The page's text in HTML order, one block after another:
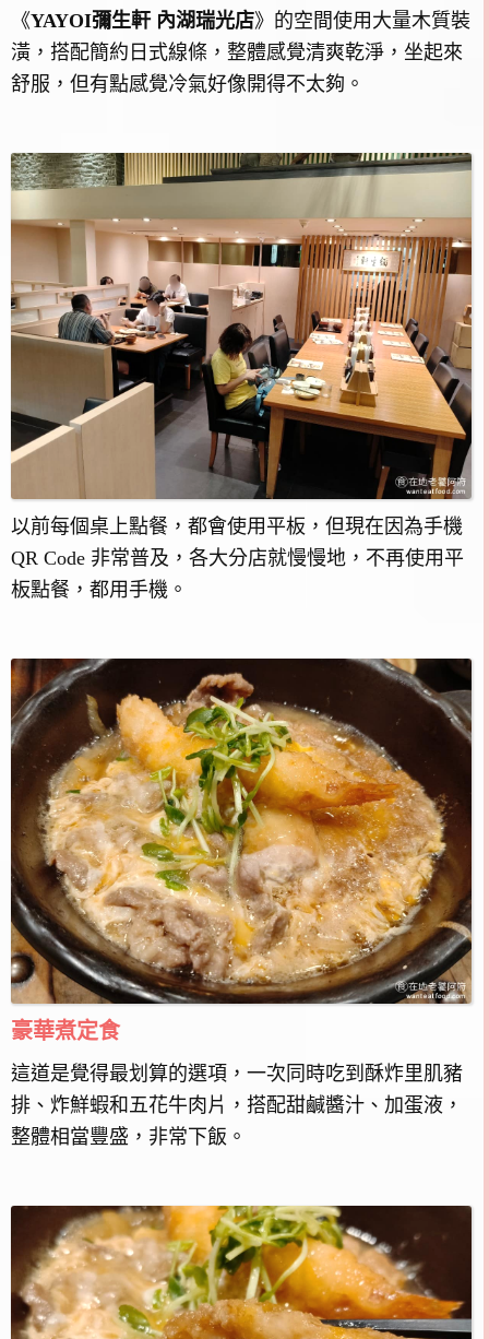
《YAYOI彌生軒 內湖瑞光店》的空間使用大量木質裝
潢，搭配簡約日式線條，整體感覺清爽乾淨，坐起來
舒服，但有點感覺冷氣好像開得不太夠。
以前每個桌上點餐，都會使用平板，但現在因為手機
QR Code 非常普及，各大分店就慢慢地，不再使用平
板點餐，都用手機。
豪華煮定食
這道是覺得最划算的選項，一次同時吃到酥炸里肌豬
排、炸鮮蝦和五花牛肉片，搭配甜鹹醬汁、加蛋液，
整體相當豐盛，非常下飯。